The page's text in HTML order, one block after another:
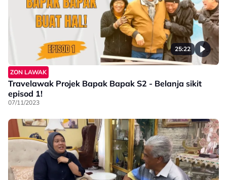
25:22
ZON LAWAK
Travelawak Projek Bapak Bapak S2 - Belanja sikit
episod 1!
07/11/2023